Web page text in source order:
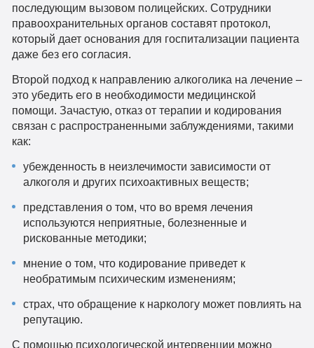
последующим вызовом полицейских. Сотрудники
правоохранительных органов составят протокол,
который дает основания для госпитализации пациента
даже без его согласия.
Второй подход к направлению алкоголика на лечение –
это убедить его в необходимости медицинской
помощи. Зачастую, отказ от терапии и кодирования
связан с распространенными заблуждениями, такими
как:
убежденность в неизлечимости зависимости от
алкоголя и других психоактивных веществ;
представления о том, что во время лечения
используются неприятные, болезненные и
рискованные методики;
мнение о том, что кодирование приведет к
необратимым психическим изменениям;
страх, что обращение к наркологу может повлиять на
репутацию.
С помощью психологической интервенции можно